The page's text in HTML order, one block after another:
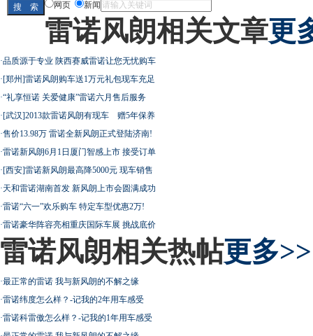
网页 新闻
雷诺风朗相关文章更
·品质源于专业 陕西赛威雷诺让您无忧购车
·[郑州]雷诺风朗购车送1万元礼包现车充足
·“礼享恒诺 关爱健康”雷诺六月售后服务
·[武汉]2013款雷诺风朗有现车 赠5年保养
·售价13.98万 雷诺全新风朗正式登陆济南!
·雷诺新风朗6月1日厦门智感上市 接受订单
·[西安]雷诺新风朗最高降5000元 现车销售
·天和雷诺湖南首发 新风朗上市会圆满成功
·雷诺“六一”欢乐购车 特定车型优惠2万!
·雷诺豪华阵容亮相重庆国际车展 挑战底价
雷诺风朗相关热帖更多>>
·最正常的雷诺 我与新风朗的不解之缘
·雷诺纬度怎么样？-记我的2年用车感受
·雷诺科雷傲怎么样？-记我的1年用车感受